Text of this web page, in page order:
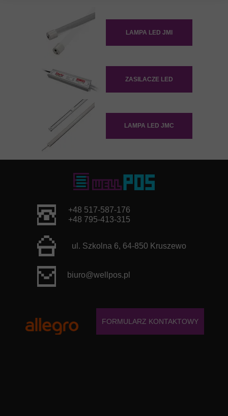
ZASILACZE LED
LAMPA LED JMC
LAMPA LED JMI
FORMULARZ KONTAKTOWY
ul. Szkolna 6, 64-850 Kruszewo
+48 517-587-176
+48 795-413-315
biuro@wellpos.pl